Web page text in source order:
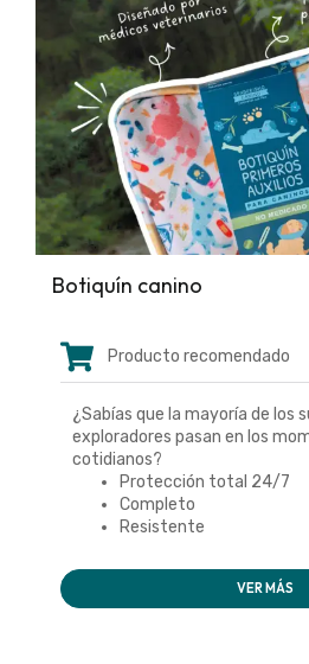
Botiquín canino
Producto recomendado
¿Sabías que la mayoría de los
exploradores pasan en los
cotidianos?
Protección total 24/7
Completo
Resistente
VER MÁS